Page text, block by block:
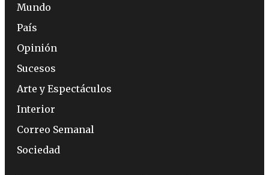
Mundo
País
Opinión
Sucesos
Arte y Espectáculos
Interior
Correo Semanal
Sociedad